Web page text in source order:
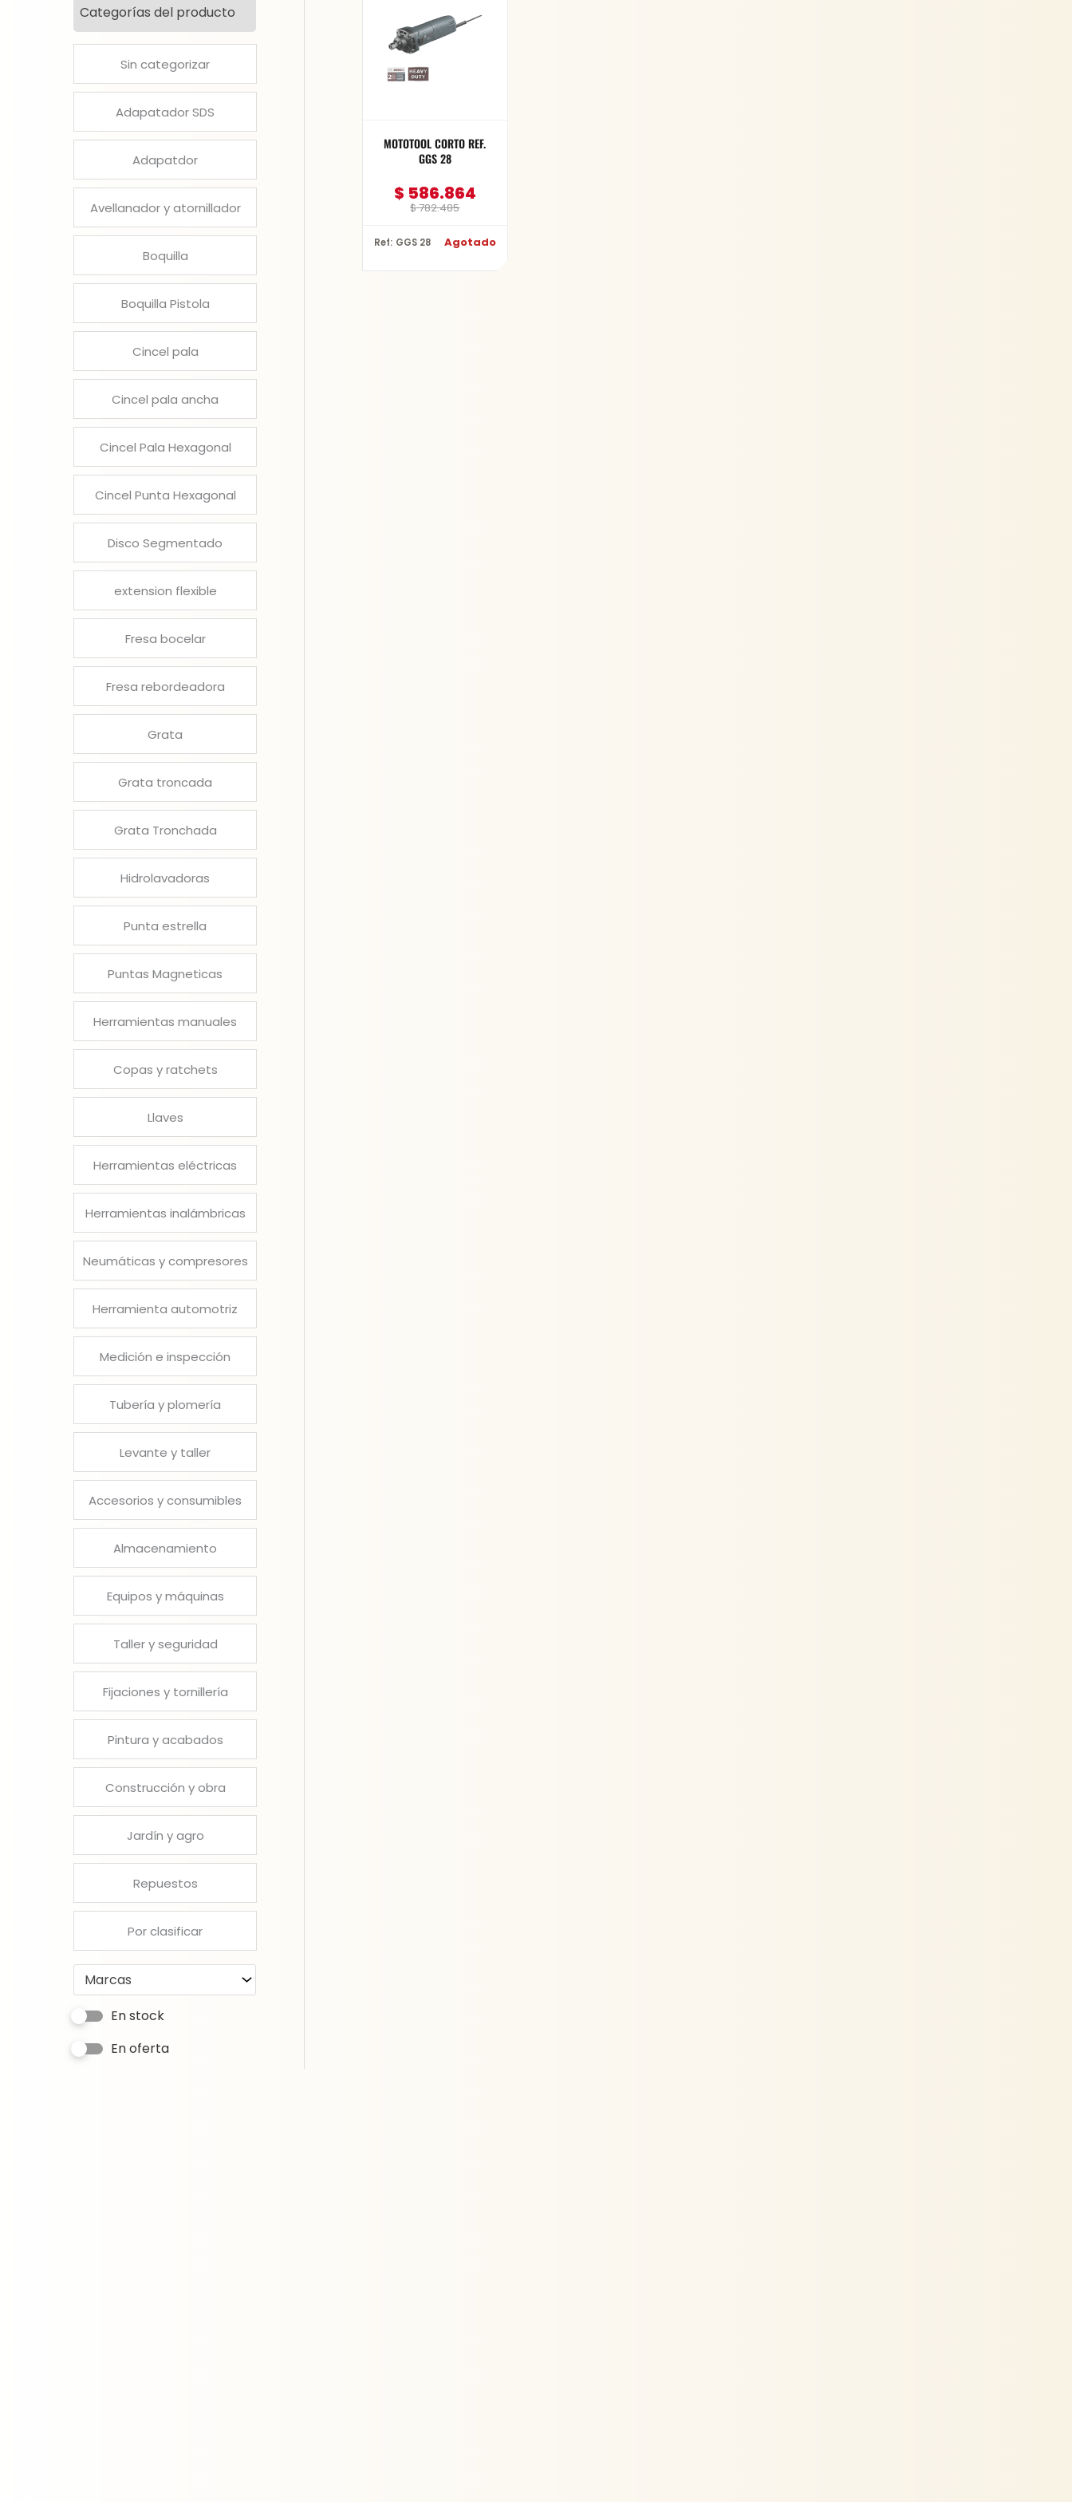
Categorías del producto
Sin categorizar
Adapatador SDS
Adapatdor
Avellanador y atornillador
Boquilla
Boquilla Pistola
Cincel pala
Cincel pala ancha
Cincel Pala Hexagonal
Cincel Punta Hexagonal
Disco Segmentado
extension flexible
Fresa bocelar
Fresa rebordeadora
Grata
Grata troncada
Grata Tronchada
Hidrolavadoras
Punta estrella
Puntas Magneticas
Herramientas manuales
Copas y ratchets
Llaves
Herramientas eléctricas
Herramientas inalámbricas
Neumáticas y compresores
Herramienta automotriz
Medición e inspección
Tubería y plomería
Levante y taller
Accesorios y consumibles
Almacenamiento
Equipos y máquinas
Taller y seguridad
Fijaciones y tornillería
Pintura y acabados
Construcción y obra
Jardín y agro
Repuestos
Por clasificar
Marcas
En stock
En oferta
MOTOTOOL CORTO REF.
GGS 28
$782.485
$ 586.864
Ref: GGS 28 Agotado